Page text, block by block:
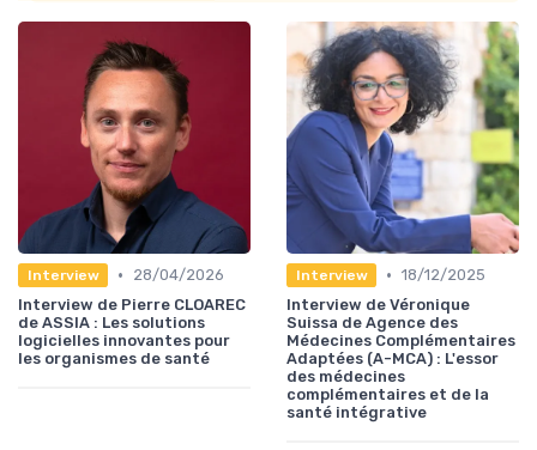
Interview •
28/04/2026
Interview de Pierre CLOAREC
de ASSIA : Les solutions
logicielles innovantes pour
les organismes de santé
Interview • 18/12/2025
Interview de Véronique
Suissa de Agence des
Médecines Complémentaires
Adaptées (A-MCA) : L'essor
des médecines
complémentaires et de la
santé intégrative